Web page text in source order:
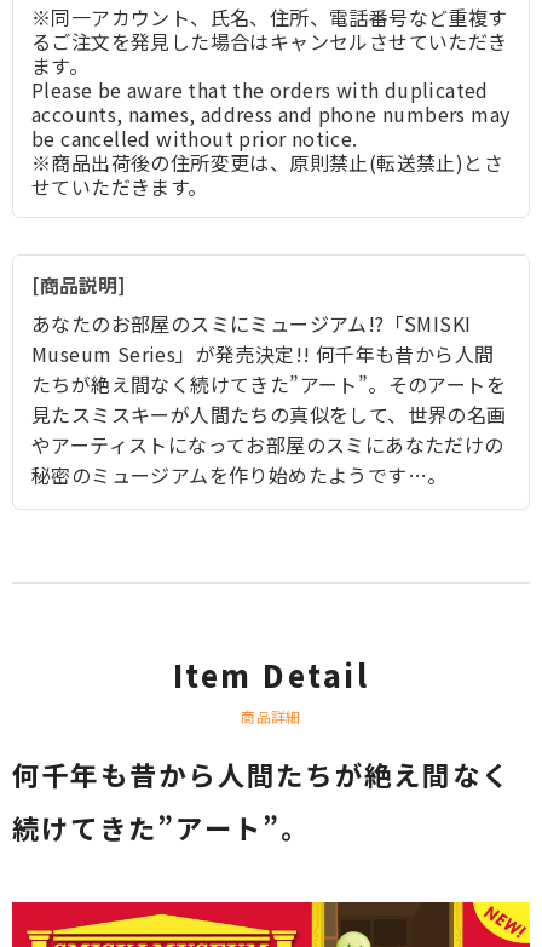
※同一アカウント、氏名、住所、電話番号など重複す
るご注文を発見した場合はキャンセルさせていただき
ます。
Please be aware that the orders with duplicated
accounts, names, address and phone numbers may
be cancelled without prior notice.
※商品出荷後の住所変更は、原則禁止(転送禁止)とさ
せていただきます。
商品説明
あなたのお部屋のスミにミュージアム!?「SMISKI
Museum Series」が発売決定!! 何千年も昔から人間
たちが絶え間なく続けてきた”アート”。そのアートを
見たスミスキーが人間たちの真似をして、世界の名画
やアーティストになってお部屋のスミにあなただけの
秘密のミュージアムを作り始めたようです…。
Item Detail
商品詳細
何千年も昔から人間たちが絶え間なく
続けてきた”アート”。